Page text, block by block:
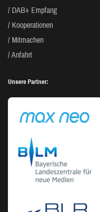
DAB+ Empfang
Kooperationen
Mitmachen
Anfahrt
Unsere Partner: